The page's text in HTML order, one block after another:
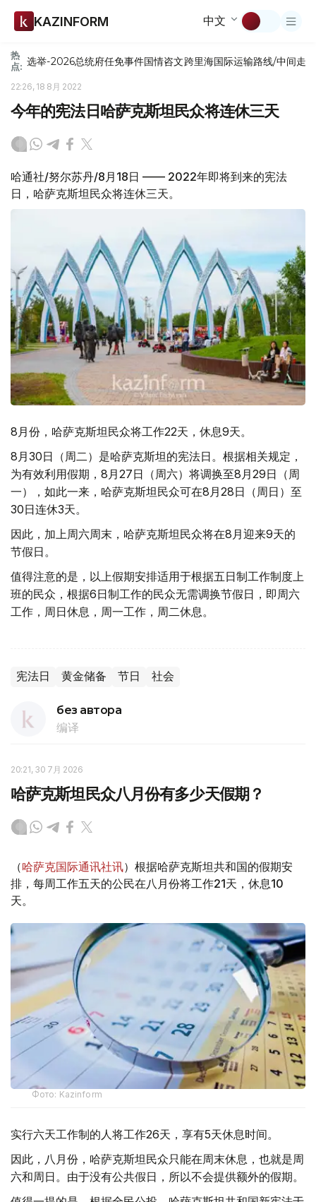
KAZINFORM 中文
热
点: 选举-2026总统府任免事件国情咨文跨里海国际运输路线/中间走廊
22:26, 18 8月 2022
今年的宪法日哈萨克斯坦民众将连休三天
哈通社/努尔苏丹/8月18日 —— 2022年即将到来的宪法
日，哈萨克斯坦民众将连休三天。
8月份，哈萨克斯坦民众将工作22天，休息9天。
8月30日（周二）是哈萨克斯坦的宪法日。根据相关规定，
为有效利用假期，8月27日（周六）将调换至8月29日（周
一），如此一来，哈萨克斯坦民众可在8月28日（周日）至
30日连休3天。
因此，加上周六周末，哈萨克斯坦民众将在8月迎来9天的
节假日。
值得注意的是，以上假期安排适用于根据五日制工作制度上
班的民众，根据6日制工作的民众无需调换节假日，即周六
工作，周日休息，周一工作，周二休息。
宪法日 黄金储备 节日 社会
без автора
编译
20:21, 30 7月 2026
哈萨克斯坦民众八月份有多少天假期？
（哈萨克国际通讯社讯）根据哈萨克斯坦共和国的假期安
排，每周工作五天的公民在八月份将工作21天，休息10
天。
Фото: Kazinform
实行六天工作制的人将工作26天，享有5天休息时间。
因此，八月份，哈萨克斯坦民众只能在周末休息，也就是周
六和周日。由于没有公共假日，所以不会提供额外的假期。